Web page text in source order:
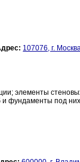
107076, г.
элементы
фундаменты под